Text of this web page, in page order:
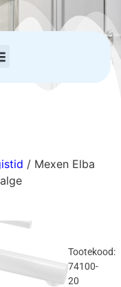
/ Mexen Elba
Tootekood:
74100-
20